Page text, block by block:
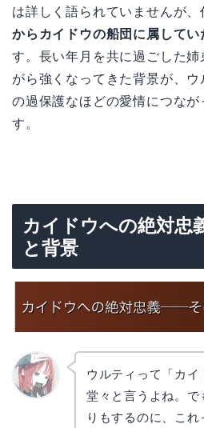
は詳しく語られていませんが、
からカイドウの船団に属してい
す。長い年月を共に過ごした
がら強くなってきた背景が、
の過保護なほどの愛情につなが
す。
カイドウへの絶対
と背景
ウルティって「カイ
堂々と言うよね。で
りもするのに、これ